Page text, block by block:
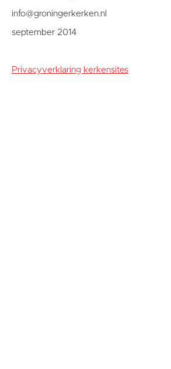
info@groningerkerken.nl
september 2014
Privacyverklaring kerkensites